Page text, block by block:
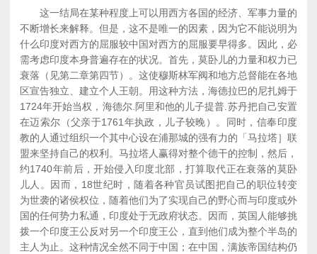
这一结局在某种程度上可以用西方各国的经济、军事力量的
不断增长来解释。但是，这不是唯一的因素，因为它不能说明为
什么印度对西方的屈服较中国对西方的屈服要早得多。因此，必
需考虑印度本身普遍存在的状况。首先，莫卧儿的力量和权力已
衰落（见第二章第四节）。这使穆斯林军阀和地方总督能在各地
区宣告独立、建立个人王朝。用这种方法，海德拉巴的尼扎姆于
1724年开始当权，海德尔.阿里和他的儿子提普.苏丹把自己安置
在迈索尔（父亲于1761年执政，儿子较晚）。同时，信奉印度
教的人通过组织一个其中心设在浦那城的强有力的「马拉塔］联
盟来坚持自己的权利。马拉塔人赢得对整个德干的控制，然后，
约1740年前后，开始侵入印度北部，打算取代正在衰落的莫卧
儿人。因而，18世纪时，随着各种官员试图把自己的职位转变
为世袭的诸侯权位，随着他们为了实现自己的野心而与印度或外
国的任何势力私通，印度处于无政府状态。因而，英国人能够挑
拨一个印度王公反对另一个印度王公，直到他们成为整个半岛的
主人为止。这种情况全然不同于中国；在中国，满族帝国结构仍